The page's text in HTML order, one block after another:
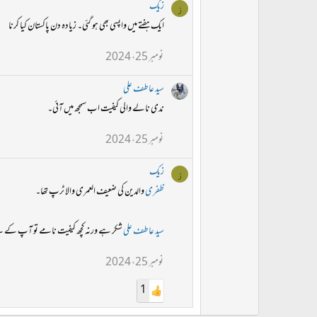
ز
زیک
ایک ہفتے میں واپسی بھی ہو گئی۔ زیادہ دن پاکستان کیا کرنا
نومبر 25، 2024
سید عاطف علی
ندی نالے والی کیفیت اب سمجھ میں آئی۔
نومبر 25، 2024
ز
زیک
ظفریوالدین کی ضعیف العمری والا ٹرپ تھا۔
سید عاطف علیشکر ہے ورنہ کچھ کیفیت نامے تو آپ
نومبر 25، 2024
1